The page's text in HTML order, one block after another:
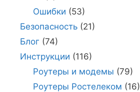
Ошибки (53)
Безопасность (21)
Блог (74)
Инструкции (116)
Роутеры и модемы (79)
Роутеры Ростелеком (16)